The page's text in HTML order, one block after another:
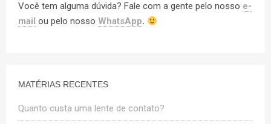
Você tem alguma dúvida? Fale com a gente pelo nosso e-
mail ou pelo nosso WhatsApp.
MATÉRIAS RECENTES
Quanto custa uma lente de contato?